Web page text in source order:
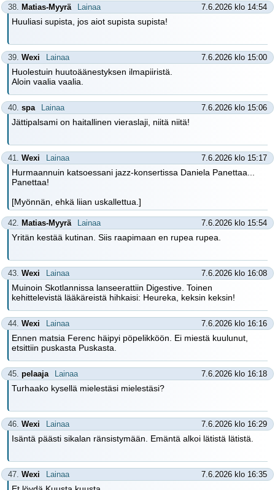
38. Matias-Myyrä Lainaa 7.6.2026 klo 14:54
Huuliasi supista, jos aiot supista supista!
39. Wexi Lainaa 7.6.2026 klo 15:00
Huolestuin huutoäänestyksen ilmapiiristä.
Aloin vaalia vaalia.
40. spa Lainaa 7.6.2026 klo 15:06
Jättipalsami on haitallinen vieraslaji, niitä niitä!
41. Wexi Lainaa 7.6.2026 klo 15:17
Hurmaannuin katsoessani jazz-konsertissa Daniela Panettaa...
Panettaa!
[Myönnän, ehkä liian uskallettua.]
42. Matias-Myyrä Lainaa 7.6.2026 klo 15:54
Yritän kestää kutinan. Siis raapimaan en rupea rupea.
43. Wexi Lainaa 7.6.2026 klo 16:08
Muinoin Skotlannissa lanseerattiin Digestive. Toinen
kehittelevistä lääkäreistä hihkaisi: Heureka, keksin keksin!
44. Wexi Lainaa 7.6.2026 klo 16:16
Ennen matsia Ferenc häipyi pöpelikköön. Ei miestä kuulunut,
etsittiin puskasta Puskasta.
45. pelaaja Lainaa 7.6.2026 klo 16:18
Turhaako kysellä mielestäsi mielestäsi?
46. Wexi Lainaa 7.6.2026 klo 16:29
Isäntä päästi sikalan ränsistymään. Emäntä alkoi lätistä lätistä.
47. Wexi Lainaa 7.6.2026 klo 16:35